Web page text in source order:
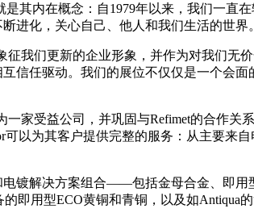
其内在概念：自1979年以来，我们一
进化，关心自己、他人和我们生活的世界。
我们更新的企业形象，并作为对我们无
信任驱动。我们的展位不仅仅是一个会
家受益公司，并巩固与Refimet的合作关
以为其客户提供完整的服务：从主要来
镀解决方案组合——包括金母合金、即
即用型ECO黄铜和青铜，以及如Antiqua